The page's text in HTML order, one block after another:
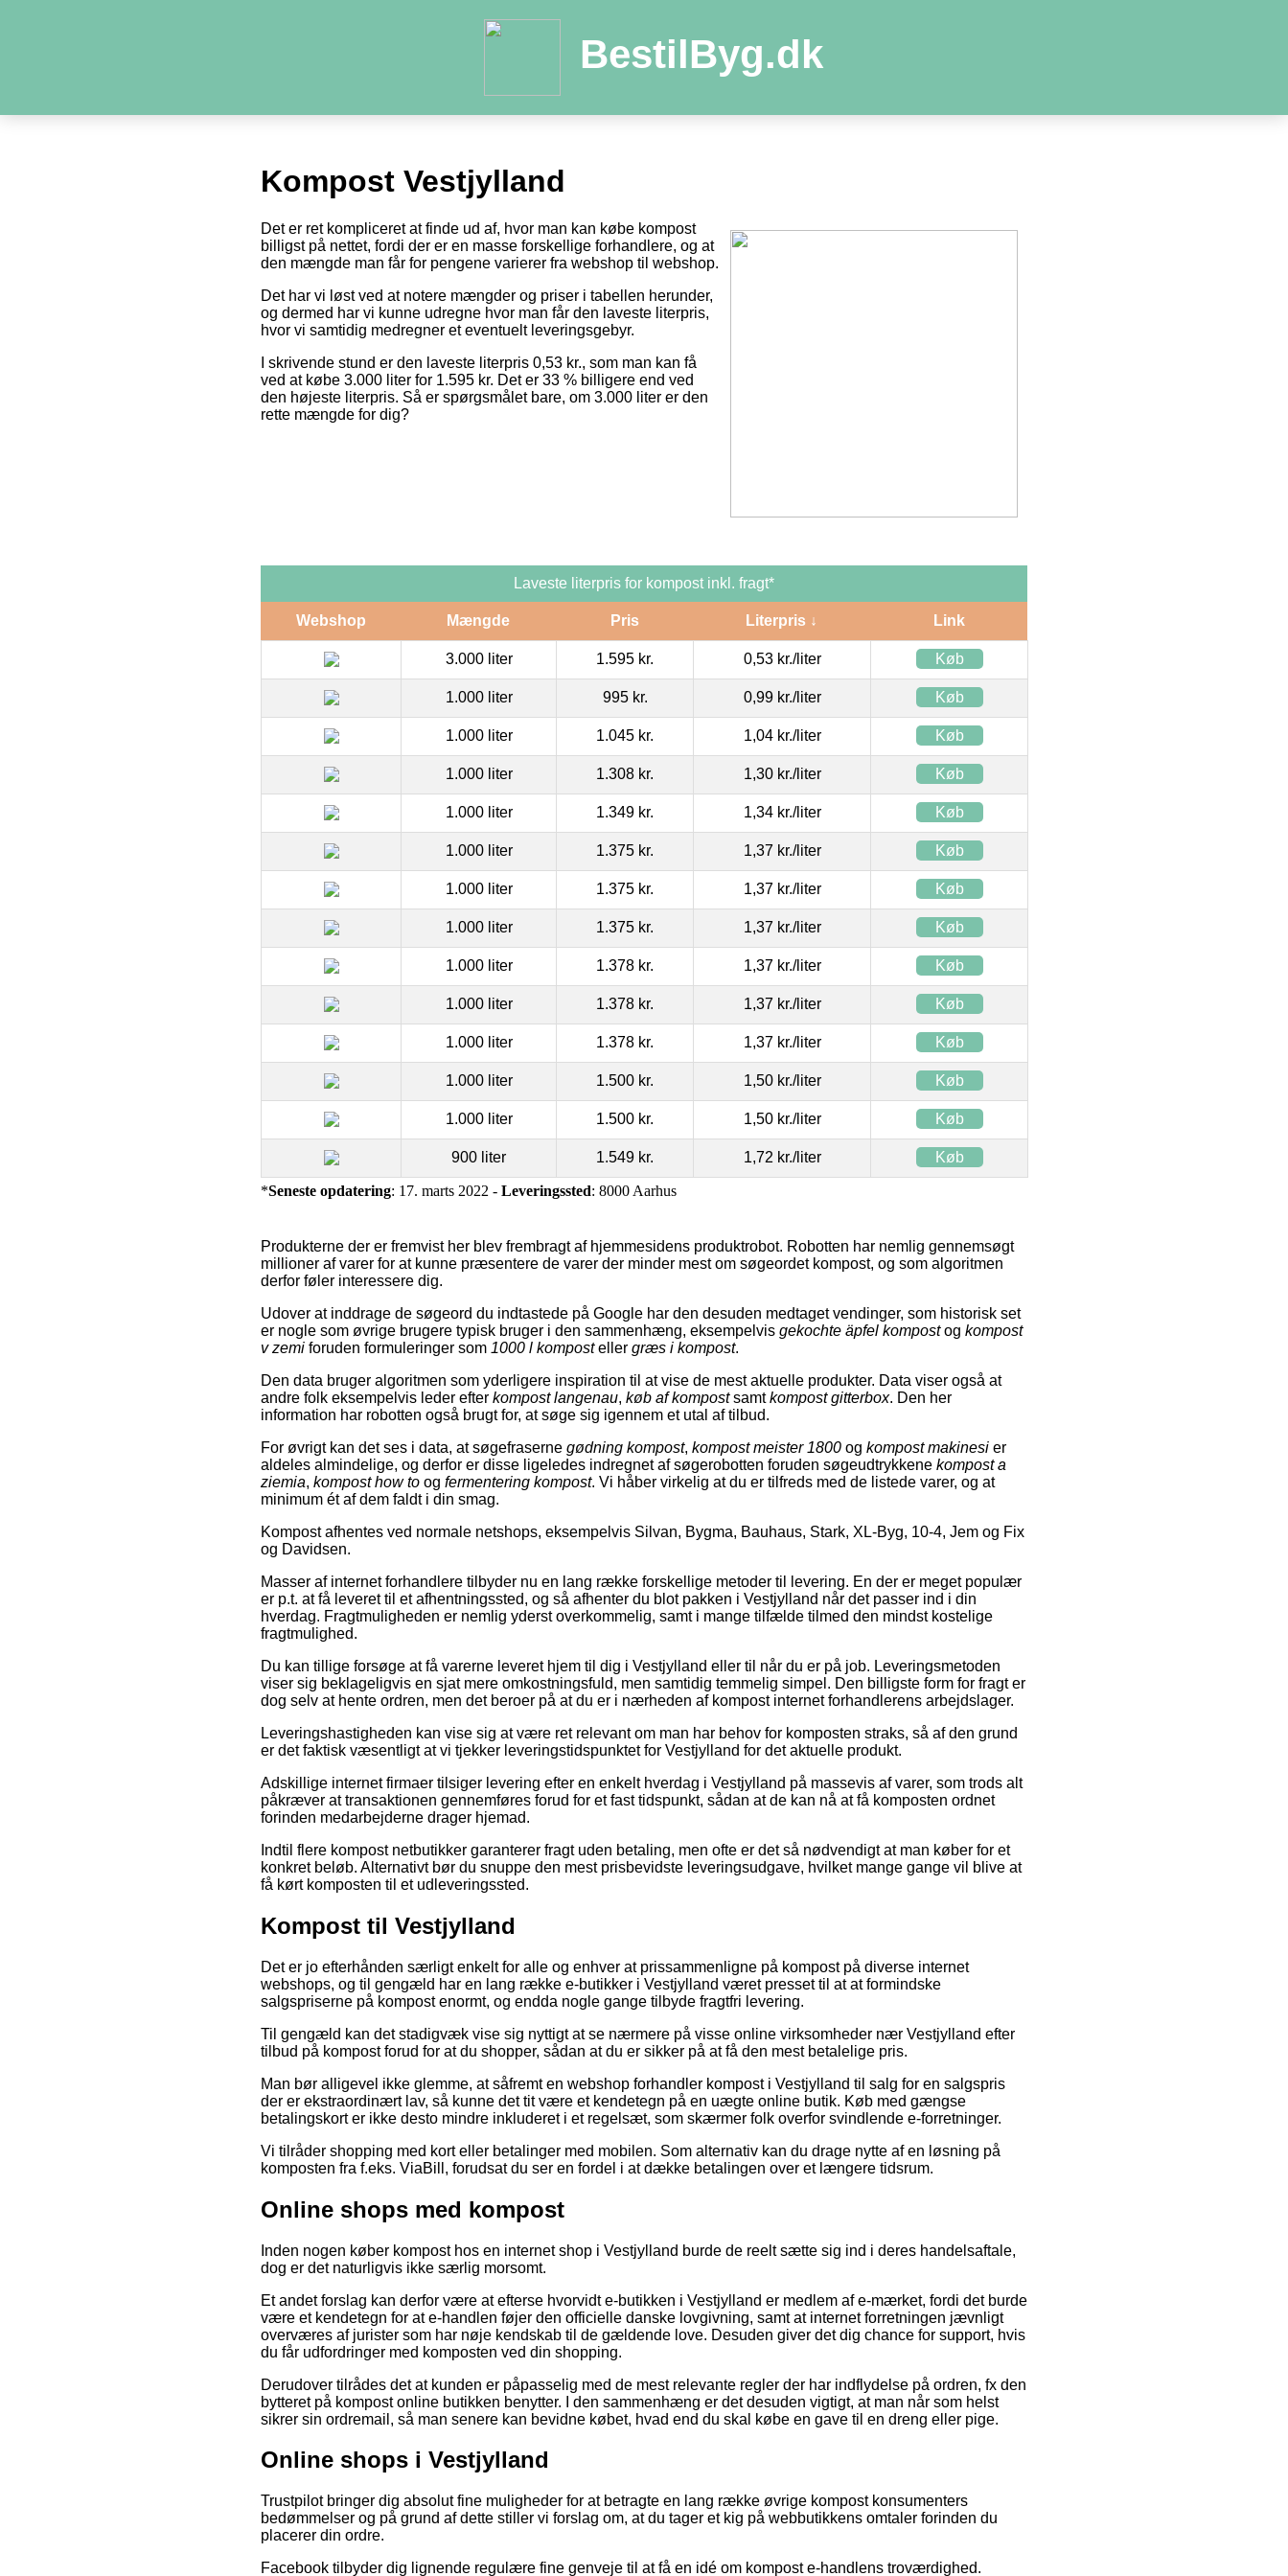
BestilByg.dk
Kompost Vestjylland
Det er ret kompliceret at finde ud af, hvor man kan købe kompost
billigst på nettet, fordi der er en masse forskellige forhandlere, og at
den mængde man får for pengene varierer fra webshop til webshop.
Det har vi løst ved at notere mængder og priser i tabellen herunder,
og dermed har vi kunne udregne hvor man får den laveste literpris,
hvor vi samtidig medregner et eventuelt leveringsgebyr.
I skrivende stund er den laveste literpris 0,53 kr., som man kan få
ved at købe 3.000 liter for 1.595 kr. Det er 33 % billigere end ved
den højeste literpris. Så er spørgsmålet bare, om 3.000 liter er den
rette mængde for dig?
Laveste literpris for kompost inkl. fragt*
Webshop Mængde Pris Literpris ↓ Link
3.000 liter 1.595 kr. 0,53 kr./liter Køb
1.000 liter 995 kr. 0,99 kr./liter Køb
1.000 liter 1.045 kr. 1,04 kr./liter Køb
1.000 liter 1.308 kr. 1,30 kr./liter Køb
1.000 liter 1.349 kr. 1,34 kr./liter Køb
1.000 liter 1.375 kr. 1,37 kr./liter Køb
1.000 liter 1.375 kr. 1,37 kr./liter Køb
1.000 liter 1.375 kr. 1,37 kr./liter Køb
1.000 liter 1.378 kr. 1,37 kr./liter Køb
1.000 liter 1.378 kr. 1,37 kr./liter Køb
1.000 liter 1.378 kr. 1,37 kr./liter Køb
1.000 liter 1.500 kr. 1,50 kr./liter Køb
1.000 liter 1.500 kr. 1,50 kr./liter Køb
900 liter 1.549 kr. 1,72 kr./liter Køb
*Seneste opdatering: 17. marts 2022 - Leveringssted: 8000 Aarhus
Produkterne der er fremvist her blev frembragt af hjemmesidens produktrobot. Robotten har nemlig gennemsøgt
millioner af varer for at kunne præsentere de varer der minder mest om søgeordet kompost, og som algoritmen
derfor føler interessere dig.
Udover at inddrage de søgeord du indtastede på Google har den desuden medtaget vendinger, som historisk set
er nogle som øvrige brugere typisk bruger i den sammenhæng, eksempelvis gekochte äpfel kompostog kompost
v zemi foruden formuleringer som 1000 l komposteller græs i kompost.
Den data bruger algoritmen som yderligere inspiration til at vise de mest aktuelle produkter. Data viser også at
andre folk eksempelvis leder efter kompost langenau, køb af kompostsamtkompost gitterbox. Den her
information har robotten også brugt for, at søge sig igennem et utal af tilbud.
For øvrigt kan det ses i data, at søgefraserne gødning kompost, kompost meister 1800 og kompost makinesi er
aldeles almindelige, og derfor er disse ligeledes indregnet af søgerobotten foruden søgeudtrykkene kompost a
ziemia, kompost how to og fermentering kompost. Vi håber virkelig at du er tilfreds med de listede varer, og at
minimum ét af dem faldt i din smag.
Kompost afhentes ved normale netshops, eksempelvis Silvan, Bygma, Bauhaus, Stark, XL-Byg, 10-4, Jem og Fix
og Davidsen.
Masser af internet forhandlere tilbyder nu en lang række forskellige metoder til levering. En der er meget populær
er p.t. at få leveret til et afhentningssted, og så afhenter du blot pakken i Vestjylland når det passer ind i din
hverdag. Fragtmuligheden er nemlig yderst overkommelig, samt i mange tilfælde tilmed den mindst kostelige
fragtmulighed.
Du kan tillige forsøge at få varerne leveret hjem til dig i Vestjylland eller til når du er på job. Leveringsmetoden
viser sig beklageligvis en sjat mere omkostningsfuld, men samtidig temmelig simpel. Den billigste form for fragt er
dog selv at hente ordren, men det beroer på at du er i nærheden af kompost internet forhandlerens arbejdslager.
Leveringshastigheden kan vise sig at være ret relevant om man har behov for komposten straks, så af den grund
er det faktisk væsentligt at vi tjekker leveringstidspunktet for Vestjylland for det aktuelle produkt.
Adskillige internet firmaer tilsiger levering efter en enkelt hverdag i Vestjylland på massevis af varer, som trods alt
påkræver at transaktionen gennemføres forud for et fast tidspunkt, sådan at de kan nå at få komposten ordnet
forinden medarbejderne drager hjemad.
Indtil flere kompost netbutikker garanterer fragt uden betaling, men ofte er det så nødvendigt at man køber for et
konkret beløb. Alternativt bør du snuppe den mest prisbevidste leveringsudgave, hvilket mange gange vil blive at
få kørt komposten til et udleveringssted.
Kompost til Vestjylland
Det er jo efterhånden særligt enkelt for alle og enhver at prissammenligne på kompost på diverse internet
webshops, og til gengæld har en lang række e-butikker i Vestjylland været presset til at at formindske
salgspriserne på kompost enormt, og endda nogle gange tilbyde fragtfri levering.
Til gengæld kan det stadigvæk vise sig nyttigt at se nærmere på visse online virksomheder nær Vestjylland efter
tilbud på kompost forud for at du shopper, sådan at du er sikker på at få den mest betalelige pris.
Man bør alligevel ikke glemme, at såfremt en webshop forhandler kompost i Vestjylland til salg for en salgspris
der er ekstraordinært lav, så kunne det tit være et kendetegn på en uægte online butik. Køb med gængse
betalingskort er ikke desto mindre inkluderet i et regelsæt, som skærmer folk overfor svindlende e-forretninger.
Vi tilråder shopping med kort eller betalinger med mobilen. Som alternativ kan du drage nytte af en løsning på
komposten fra f.eks. ViaBill, forudsat du ser en fordel i at dække betalingen over et længere tidsrum.
Online shops med kompost
Inden nogen køber kompost hos en internet shop i Vestjylland burde de reelt sætte sig ind i deres handelsaftale,
dog er det naturligvis ikke særlig morsomt.
Et andet forslag kan derfor være at efterse hvorvidt e-butikken i Vestjylland er medlem af e-mærket, fordi det burde
være et kendetegn for at e-handlen føjer den officielle danske lovgivning, samt at internet forretningen jævnligt
overværes af jurister som har nøje kendskab til de gældende love. Desuden giver det dig chance for support, hvis
du får udfordringer med komposten ved din shopping.
Derudover tilrådes det at kunden er påpasselig med de mest relevante regler der har indflydelse på ordren, fx den
bytteret på kompost online butikken benytter. I den sammenhæng er det desuden vigtigt, at man når som helst
sikrer sin ordremail, så man senere kan bevidne købet, hvad end du skal købe en gave til en dreng eller pige.
Online shops i Vestjylland
Trustpilot bringer dig absolut fine muligheder for at betragte en lang række øvrige kompost konsumenters
bedømmelser og på grund af dette stiller vi forslag om, at du tager et kig på webbutikkens omtaler forinden du
placerer din ordre.
Facebook tilbyder dig lignende regulære fine genveje til at få en idé om kompost e-handlens troværdighed.